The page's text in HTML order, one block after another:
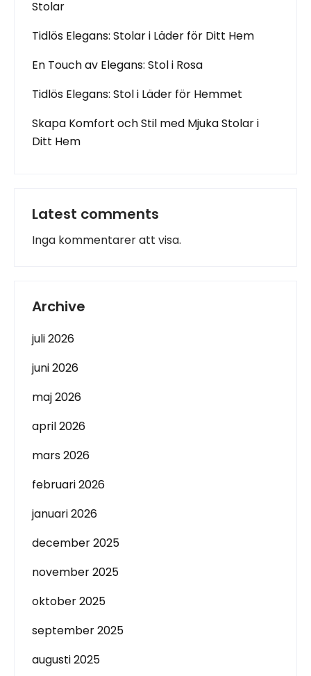
Stolar
Tidlös Elegans: Stolar i Läder för Ditt Hem
En Touch av Elegans: Stol i Rosa
Tidlös Elegans: Stol i Läder för Hemmet
Skapa Komfort och Stil med Mjuka Stolar i
Ditt Hem
Latest comments
Inga kommentarer att visa.
Archive
juli 2026
juni 2026
maj 2026
april 2026
mars 2026
februari 2026
januari 2026
december 2025
november 2025
oktober 2025
september 2025
augusti 2025